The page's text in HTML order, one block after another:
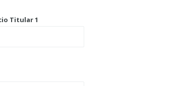
Titular 1